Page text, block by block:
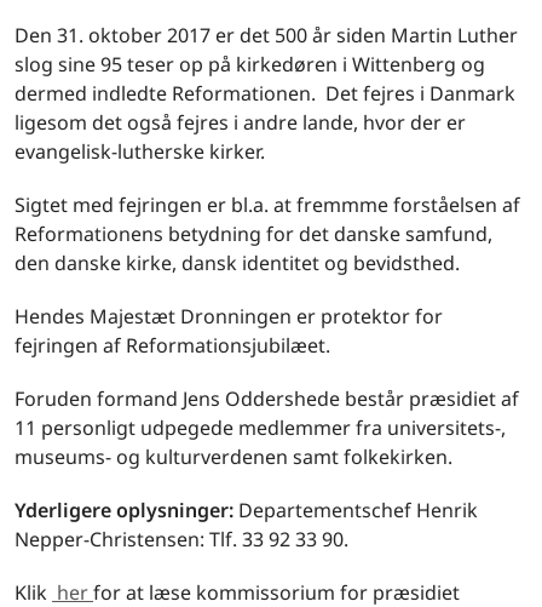
Den 31. oktober 2017 er det 500 år siden Martin Luther
slog sine 95 teser op på kirkedøren i Wittenberg og
dermed indledte Reformationen. Det fejres i Danmark
ligesom det også fejres i andre lande, hvor der er
evangelisk-lutherske kirker.
Sigtet med fejringen er bl.a. at fremmme forståelsen af
Reformationens betydning for det danske samfund,
den danske kirke, dansk identitet og bevidsthed.
Hendes Majestæt Dronningen er protektor for
fejringen af Reformationsjubilæet.
Foruden formand Jens Oddershede består præsidiet af
11 personligt udpegede medlemmer fra universitets-,
museums- og kulturverdenen samt folkekirken.
Yderligere oplysninger: Departementschef Henrik
Nepper-Christensen: Tlf. 33 92 33 90.
Klik herfor at læse kommissorium for præsidiet